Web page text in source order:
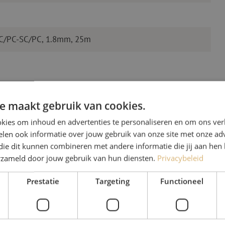
PC-SC/PC, 1.8mm, 25m
Heb je
Michelle helpt je graag
Michelle is samen met
voor onze klanten. Met
maakt gebruik van cookies.
om inhoud en advertenties te personaliseren en om ons
ook informatie over jouw gebruik van onze site met onze
dit kunnen combineren met andere informatie die jij aan
door jouw gebruik van hun diensten. Privacybeleid
Prestatie Targeting
Functioneel